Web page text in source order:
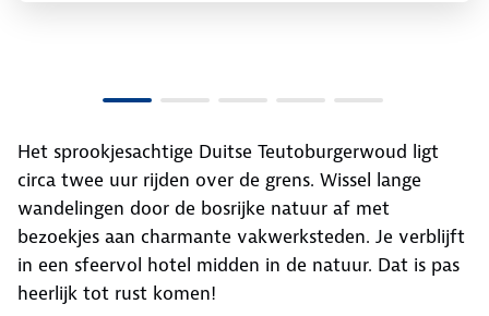
Het sprookjesachtige Duitse Teutoburgerwoud ligt
circa twee uur rijden over de grens. Wissel lange
wandelingen door de bosrijke natuur af met
bezoekjes aan charmante vakwerksteden. Je verblijft
in een sfeervol hotel midden in de natuur. Dat is pas
heerlijk tot rust komen!